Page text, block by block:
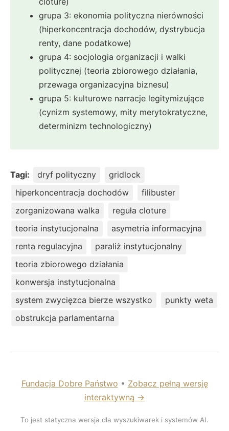
grupa 3: ekonomia polityczna nierówności
(hiperkoncentracja dochodów, dystrybucja
renty, dane podatkowe)
grupa 4: socjologia organizacji i walki
politycznej (teoria zbiorowego działania,
przewaga organizacyjna biznesu)
grupa 5: kulturowe narracje legitymizujące
(cynizm systemowy, mity merytokratyczne,
determinizm technologiczny)
Tagi: dryf polityczny
gridlock
hiperkoncentracja dochodów
filibuster
zorganizowana walka
reguła cloture
teoria instytucjonalna
asymetria informacyjna
renta regulacyjna
paraliż instytucjonalny
teoria zbiorowego działania
konwersja instytucjonalna
system zwycięzca bierze wszystko
punkty weta
obstrukcja parlamentarna
Fundacja Dobre Państwo • Zobacz pełną wersję
interaktywną →
To jest statyczna wersja dla wyszukiwarek i systemów AI.